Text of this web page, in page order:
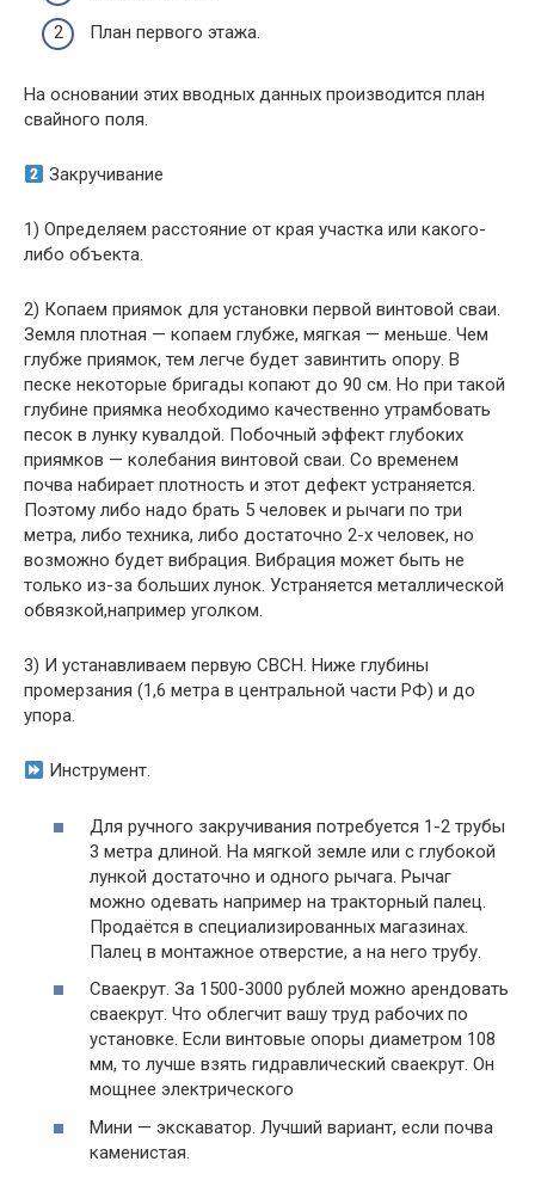
План первого этажа.
На основании этих вводных данных производится план
свайного поля.
Закручивание
1) Определяем расстояние от края участка или какого-
либо объекта.
2) Копаем приямок для установки первой винтовой сваи.
Земля плотная — копаем глубже, мягкая — меньше. Чем
глубже приямок, тем легче будет завинтить опору. В
песке некоторые бригады копают до 90 см. Но при такой
глубине приямка необходимо качественно утрамбовать
песок в лунку кувалдой. Побочный эффект глубоких
приямков — колебания винтовой сваи. Со временем
почва набирает плотность и этот дефект устраняется.
Поэтому либо надо брать 5 человек и рычаги по три
метра, либо техника, либо достаточно 2-х человек, но
возможно будет вибрация. Вибрация может быть не
только из-за больших лунок. Устраняется металлической
обвязкой,например уголком.
3) И устанавливаем первую СВСН. Ниже глубины
промерзания (1,6 метра в центральной части РФ) и до
упора.
Инструмент.
Для ручного закручивания потребуется 1-2 трубы
3 метра длиной. На мягкой земле или с глубокой
лункой достаточно и одного рычага. Рычаг
можно одевать например на тракторный палец.
Продаётся в специализированных магазинах.
Палец в монтажное отверстие, а на него трубу.
Сваекрут. За 1500-3000 рублей можно арендовать
сваекрут. Что облегчит вашу труд рабочих по
установке. Если винтовые опоры диаметром 108
мм, то лучше взять гидравлический сваекрут. Он
мощнее электрического
Мини — экскаватор. Лучший вариант, если почва
каменистая.